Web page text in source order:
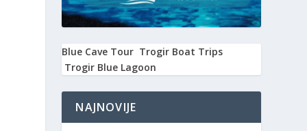
Blue Cave Tour Trogir Boat Trips
Trogir Blue Lagoon
NAJNOVIJE